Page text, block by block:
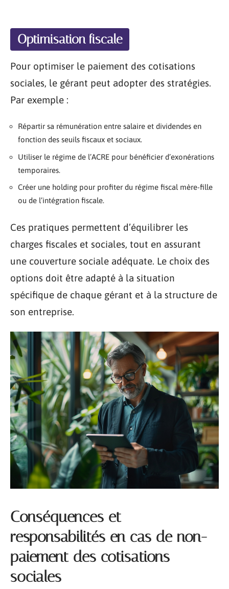
Optimisation fiscale
Pour optimiser le paiement des cotisations
sociales, le gérant peut adopter des stratégies.
Par exemple :
Répartir sa rémunération entre salaire et dividendes en
fonction des seuils fiscaux et sociaux.
Utiliser le régime de l’ACRE pour bénéficier d’exonérations
temporaires.
Créer une holding pour profiter du régime fiscal mère-fille
ou de l’intégration fiscale.
Ces pratiques permettent d’équilibrer les
charges fiscales et sociales, tout en assurant
une couverture sociale adéquate. Le choix des
options doit être adapté à la situation
spécifique de chaque gérant et à la structure de
son entreprise.
Conséquences et
responsabilités en cas de non-
paiement des cotisations
sociales